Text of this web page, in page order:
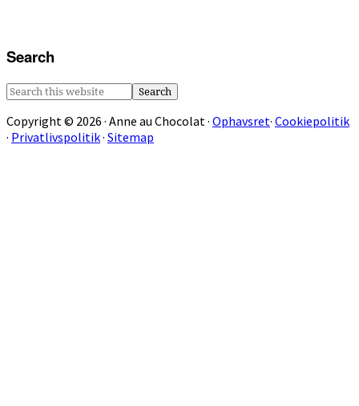
Search
Search
website
Copyright © 2026 · Anne au Chocolat · Ophavsret· Cookiepolitik
· Privatlivspolitik· Sitemap